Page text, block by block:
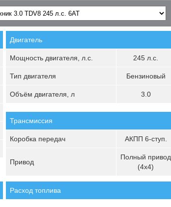
Двигатель
Мощность двигателя, л.с. 245 л.с.
Тип двигателя Бензиновый
Объём двигателя, л 3.0
Трансмиссия
Коробка передач АКПП 6-ступ.
Привод
Полный привод
(4х4)
Расход топлива